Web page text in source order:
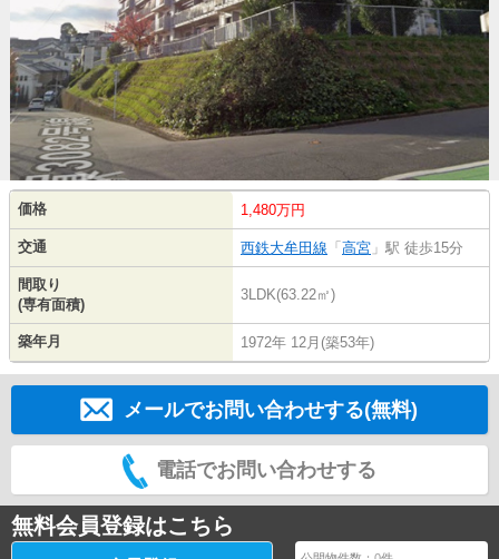
価格 1,480万円
交通 西鉄大牟田線 「 高宮 」駅 徒歩15分
間取り
(専有面積)
3LDK(63.22㎡)
築年月 1972年 12月(築53年)
メールでお問い合わせする(無料)
電話でお問い合わせする
無料会員登録はこちら